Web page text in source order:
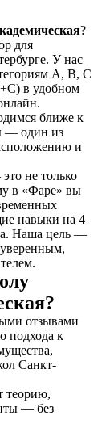
?
для
У нас
A, B, C
в удобном
ближе к
— один из
и
не только
в «Фаре» вы
навыки на 4
Наша цель —
уверенным,
отзывами
подхода к
Санкт-
теорию,
— без